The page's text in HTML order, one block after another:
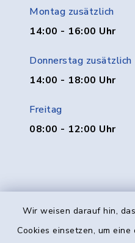
Wir weisen darauf hin,
Cookies einsetzen, um
Montag zusätzlich
14:00 - 16:00 Uhr
Donnerstag zusätzlich
14:00 - 18:00 Uhr
Freitag
08:00 - 12:00 Uhr